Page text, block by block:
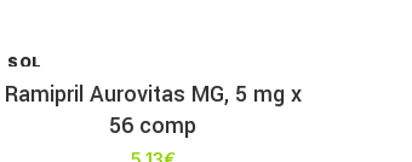
SOL
T
Ramipril Aurovitas MG, 5 mg x
56 comp